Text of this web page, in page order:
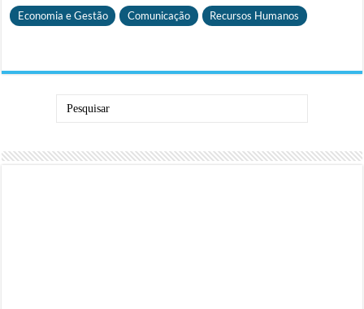
Economia e Gestão Comunicação Recursos Humanos